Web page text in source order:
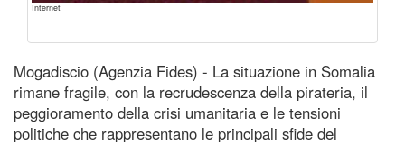
Internet
Mogadiscio (Agenzia Fides) - La situazione in Somalia
rimane fragile, con la recrudescenza della pirateria, il
peggioramento della crisi umanitaria e le tensioni
politiche che rappresentano le principali sfide del